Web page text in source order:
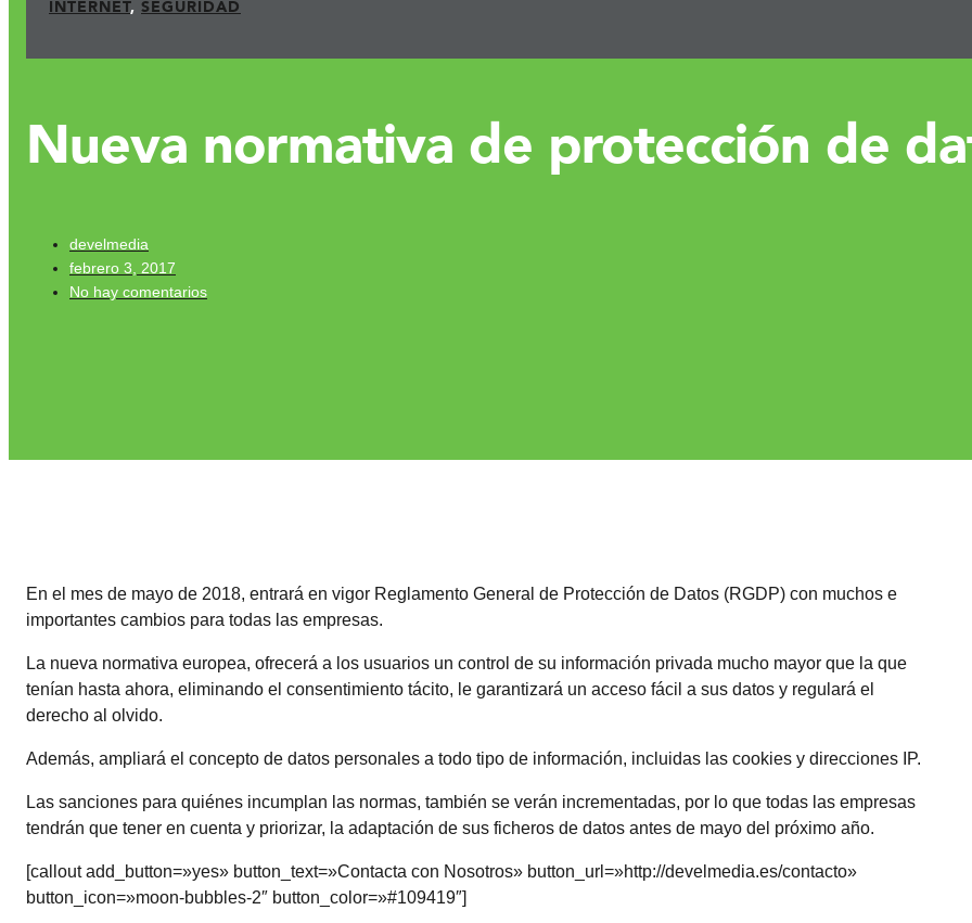
INTERNET, SEGURIDAD
Nueva normativa de protección de
develmedia
febrero 3, 2017
No hay comentarios
En el mes de mayo de 2018, entrará en vigor Reglamento General de Protección de Datos (RGDP) con muchos e
importantes cambios para todas las empresas.
La nueva normativa europea, ofrecerá a los usuarios un control de su información privada mucho mayor que la que
tenían hasta ahora, eliminando el consentimiento tácito, le garantizará un acceso fácil a sus datos y regulará el
derecho al olvido.
Además, ampliará el concepto de datos personales a todo tipo de información, incluidas las cookies y direcciones IP.
Las sanciones para quiénes incumplan las normas, también se verán incrementadas, por lo que todas las empresas
tendrán que tener en cuenta y priorizar, la adaptación de sus ficheros de datos antes de mayo del próximo año.
[callout add_button=»yes» button_text=»Contacta con Nosotros» button_url=»http://develmedia.es/contacto»
button_icon=»moon-bubbles-2″ button_color=»#109419″]